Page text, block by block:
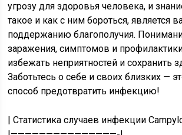
угрозу для здоровья человека, и
такое и как с ним бороться,
поддержанию благополучия.
заражения, симптомов и
избежать неприятностей и сохранить
Заботьтесь о себе и своих близких —
способ предотвратить инфекцию!
| Статистика случаев инфекции